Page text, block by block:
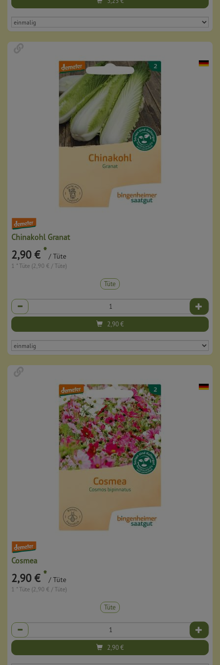
Chinakohl Granat
2,90 € * / Tüte
1 * Tüte (2,90 € / Tüte)
Tüte
Anzahl
2,90€
Cosmea
2,90 € * / Tüte
1 * Tüte (2,90 € / Tüte)
Tüte
Anzahl
2,90€